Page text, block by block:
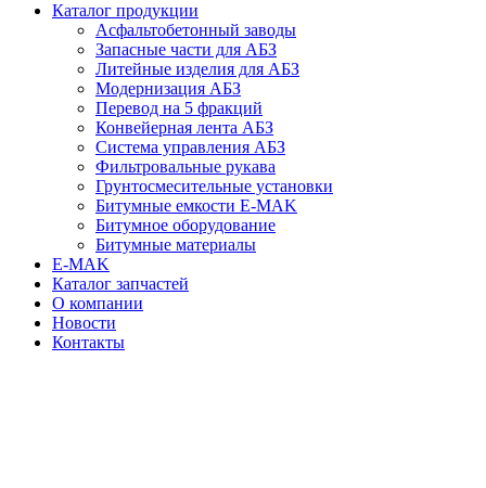
Каталог продукции
Асфальтобетонный заводы
Запасные части для АБЗ
Литейные изделия для АБЗ
Модернизация АБЗ
Перевод на 5 фракций
Конвейерная лента АБЗ
Система управления АБЗ
Фильтровальные рукава
Грунтосмесительные установки
Битумные емкости E-MAK
Битумное оборудование
Битумные материалы
E-MAK
Каталог запчастей
О компании
Новости
Контакты